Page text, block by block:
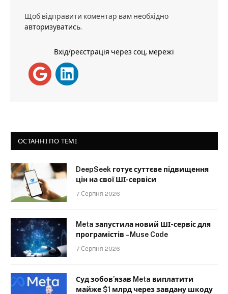
Щоб відправити коментар вам необхідно
авторизуватись.
Вхід/реєстрація через соц. мережі
ОСТАННІ ПО ТЕМІ
DeepSeek готує суттєве підвищення
цін на свої ШІ-сервіси
7 Серпня 2026
Meta запустила новий ШІ-сервіс для
програмістів – Muse Code
7 Серпня 2026
Суд зобов’язав Meta виплатити
майже $1 млрд через завдану шкоду